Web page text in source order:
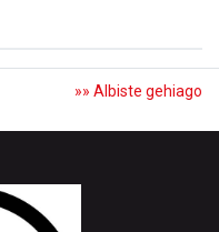
»» Albiste gehiago